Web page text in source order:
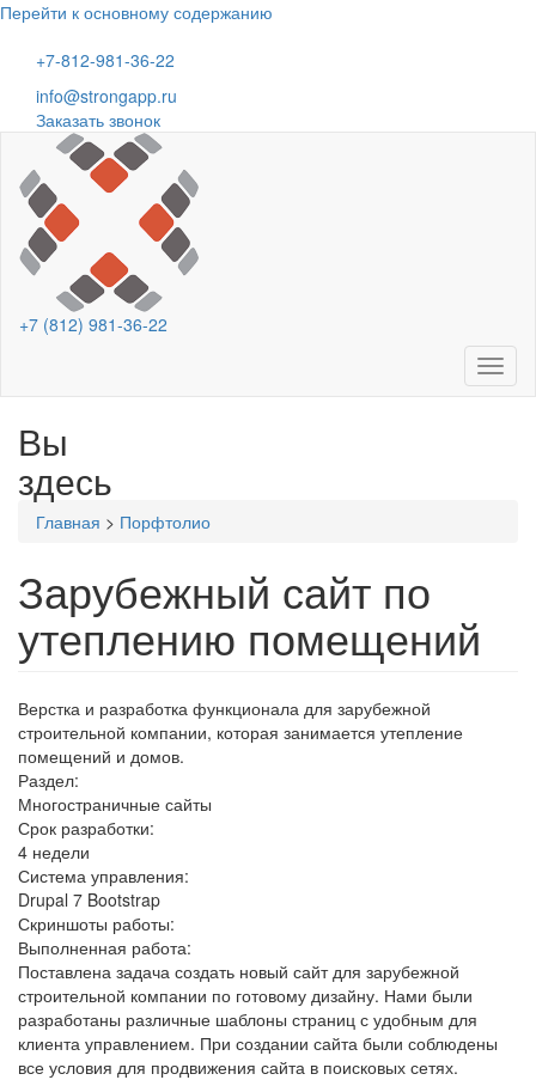
Перейти к основному содержанию
+7-812-981-36-22
info@strongapp.ru
Заказать звонок
+7 (812) 981-36-22
Вы
здесь
Главная > Порфтолио
Зарубежный сайт по
утеплению помещений
Верстка и разработка функционала для зарубежной
строительной компании, которая занимается утепление
помещений и домов.
Раздел:
Многостраничные сайты
Срок разработки:
4 недели
Система управления:
Drupal 7 Bootstrap
Скриншоты работы:
Выполненная работа:
Поставлена задача создать новый сайт для зарубежной
строительной компании по готовому дизайну. Нами были
разработаны различные шаблоны страниц с удобным для
клиента управлением. При создании сайта были соблюдены
все условия для продвижения сайта в поисковых сетях.